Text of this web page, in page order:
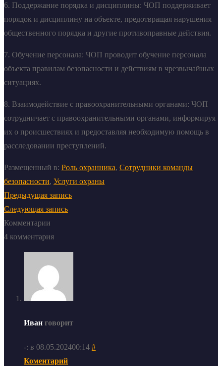
6. Поддержание порядка и дисциплины: ЧОП поддерживает
порядок и дисциплину на объекте, предотвращая нарушения
общественного порядка и другие противоправные действия.
7. Обучение персонала: ЧОП проводит обучение персонала
объекта правилам безопасности и действиям в чрезвычайных
ситуациях.
8. Взаимодействие с правоохранительными органами: ЧОП
сотрудничает с правоохранительными органами, информируя
их о происшествиях и предоставляя необходимую помощь в
расследовании преступлений.
Размещенный в: Роль охранника, Сотрудники команды
безопасности, Услуги охраны
Предыдущая запись
Следующая запись
Комментарии
4 комментария
Иван говорит
-: в 08.05.202400:14 #
Коментарий